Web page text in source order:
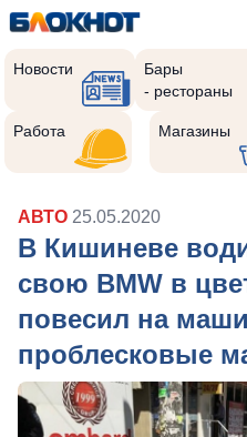
Новости
Бары
- рестораны
Работа Магазины
АВТО 25.05.2020
В Кишиневе
свою BMW в
повесил на
проблесковые